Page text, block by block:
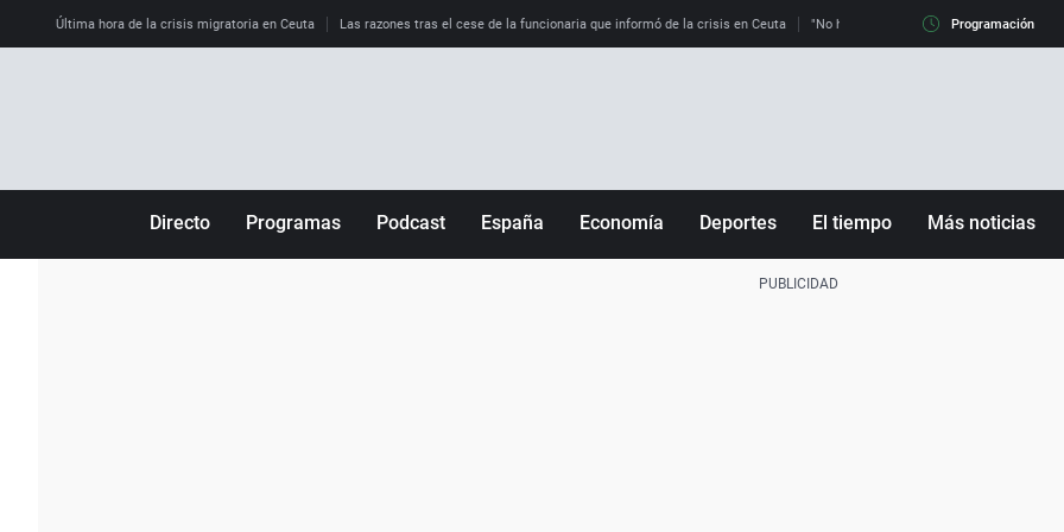
Última hora de la crisis migratoria en Ceuta Las razones tras el cese de la funcionaria que informó de la crisis en Ceuta "No hay mafias, que no nos engañen":
Programación
Directo Programas Podcast España Economía Deportes El tiempo Más noticias